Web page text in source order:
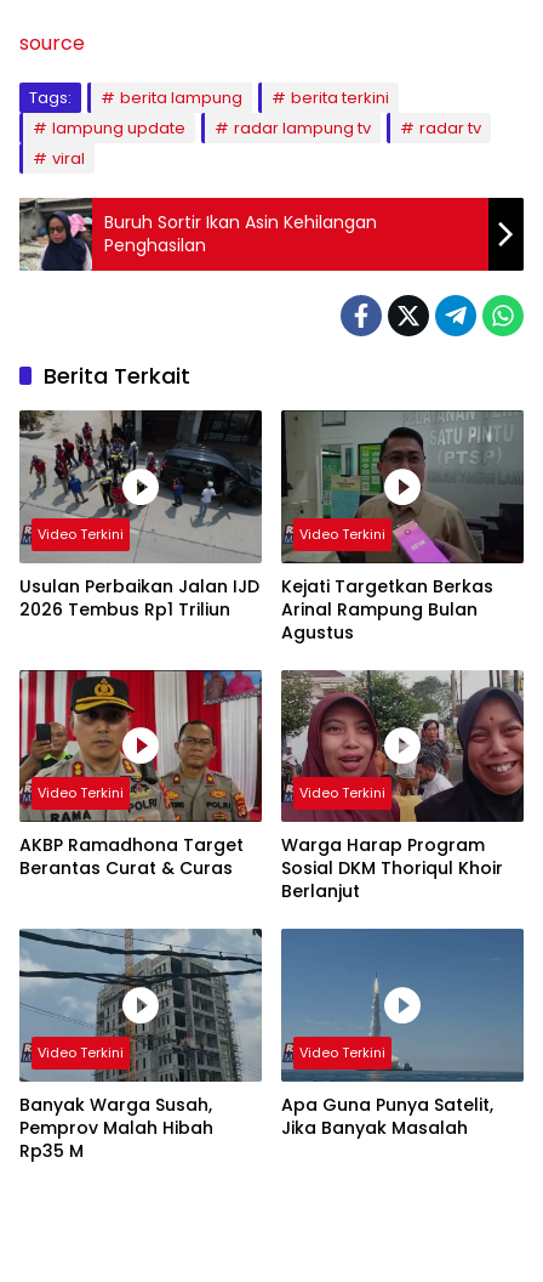
source
Tags: berita lampung
berita terkini
lampung update
radar lampung tv
radar tv
viral
Buruh Sortir Ikan Asin Kehilangan
Penghasilan
Berita Terkait
Video Terkini
Usulan Perbaikan Jalan IJD
2026 Tembus Rp1 Triliun
Video Terkini
Kejati Targetkan Berkas
Arinal Rampung Bulan
Agustus
Video Terkini
AKBP Ramadhona Target
Berantas Curat & Curas
Video Terkini
Warga Harap Program
Sosial DKM Thoriqul Khoir
Berlanjut
Video Terkini
Banyak Warga Susah,
Pemprov Malah Hibah
Rp35 M
Video Terkini
Apa Guna Punya Satelit,
Jika Banyak Masalah